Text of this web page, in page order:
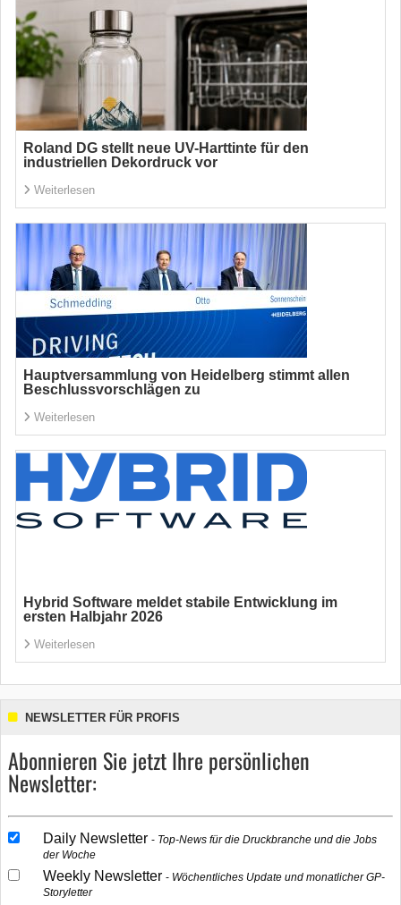
Roland DG stellt neue UV-Harttinte für den
industriellen Dekordruck vor
Weiterlesen
Hauptversammlung von Heidelberg stimmt allen
Beschlussvorschlägen zu
Weiterlesen
Hybrid Software meldet stabile Entwicklung im
ersten Halbjahr 2026
Weiterlesen
NEWSLETTER FÜR PROFIS
Abonnieren Sie jetzt Ihre persönlichen
Newsletter:
Daily Newsletter
Top-News für die Druckbranche und die Jobs
der Woche
Weekly Newsletter
Wöchentliches Update und monatlicher GP-
Storyletter